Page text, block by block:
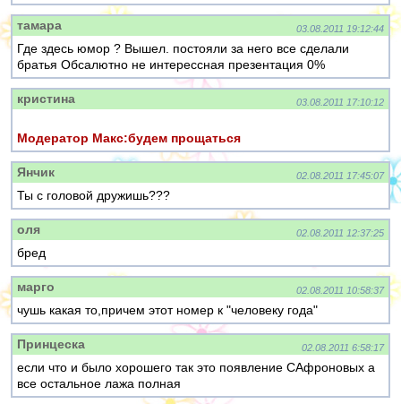
тамара 03.08.2011 19:12:44
Где здесь юмор ? Вышел. постояли за него все сделали
братья Обсалютно не интерессная презентация 0%
кристина 03.08.2011 17:10:12
Модератор Макс:будем прощаться
Янчик 02.08.2011 17:45:07
Ты с головой дружишь???
оля 02.08.2011 12:37:25
бред
марго 02.08.2011 10:58:37
чушь какая то,причем этот номер к "человеку года"
Принцеска 02.08.2011 6:58:17
если что и было хорошего так это появление САфроновых а
все остальное лажа полная